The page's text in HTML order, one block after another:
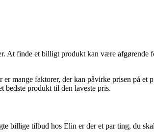
At finde et billigt produkt kan være
mange faktorer, der kan påvirke prisen på et
produkt til den laveste pris.
billige tilbud hos Elin er der et par ting, du